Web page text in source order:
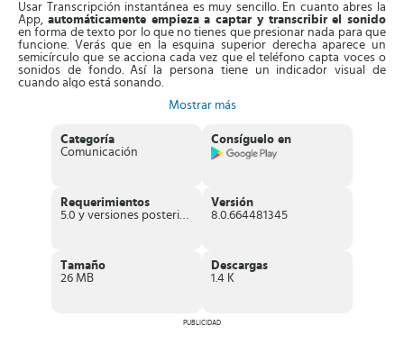
Usar Transcripción instantánea es muy sencillo. En cuanto abres la
App, automáticamente empieza a captar y transcribir el sonido
en forma de texto por lo que no tienes que presionar nada para que
funcione. Verás que en la esquina superior derecha aparece un
semicírculo que se acciona cada vez que el teléfono capta voces o
sonidos de fondo. Así la persona tiene un indicador visual de
cuando algo está sonando.
transcribe todo en el idioma que tengas configurado
ocasiones tenga algunas fallas. Diferentes a cuando la configuras en
Inglés de Estados Unidos, que la transcripción es rápida y
prácticamente sin errores.
control. Por ejemplo, en la parte inferior está la
un segundo idiomaasí solo tendrás que presionar ese botón si
quieres alternar entre el idioma nativo y el secundario.
transcritas hasta tres días atrás. También viene activado por
defecto el modo oscuro y puedes cambiar el tamaño de la fuente
Características de Transcripción instantánea
Mostrar más
Categoría
Comunicación
Consíguelo en
Requerimientos
5.0 y versiones posteriores
Versión
8.0.664481345
Tamaño
26 MB
Descargas
1.4 K
PUBLICIDAD